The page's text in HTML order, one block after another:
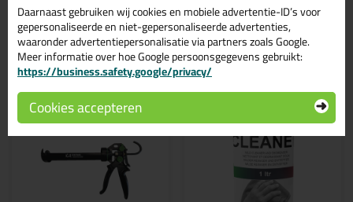
Gerelateerde producten
Daarnaast gebruiken wij cookies en mobiele advertentie-ID’s voor
gepersonaliseerde en niet-gepersonaliseerde advertenties,
waaronder advertentiepersonalisatie via partners zoals Google.
Meer informatie over hoe Google persoonsgegevens gebruikt:
https://business.safety.google/privacy/
Cookies accepteren